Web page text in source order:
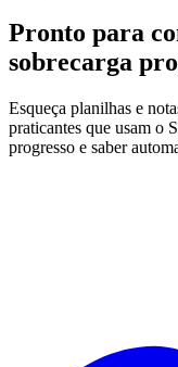
Pronto para
sobrecarga
Esqueça planilhas e
praticantes que usam o
progresso e saber